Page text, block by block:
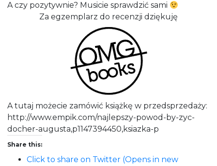
A czy pozytywnie? Musicie sprawdzić sami
Za egzemplarz do recenzji dziękuję
A tutaj możecie zamówić książkę w przedsprzedaży:
http://www.empik.com/najlepszy-powod-by-zyc-
docher-augusta,p1147394450,ksiazka-p
Share this:
Click to share on Twitter (Opens in new